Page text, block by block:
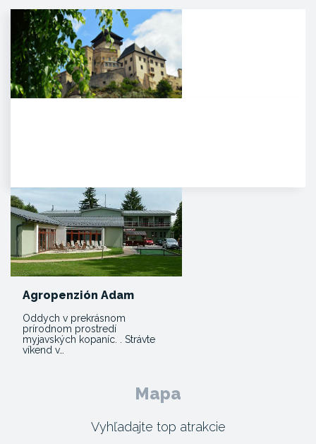
Agropenzión Adam
Oddych v prekrásnom
prírodnom prostredí
myjavských kopaníc. . Strávte
víkend v…
Mapa
Vyhľadajte top atrakcie